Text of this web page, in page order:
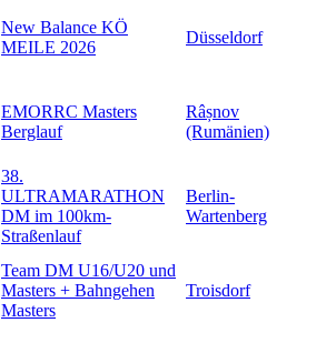
New Balance KÖ
MEILE 2026
Düsseldorf
EMORRC Masters
Berglauf
Râșnov
(Rumänien)
38.
ULTRAMARATHON
DM im 100km-
Straßenlauf
Berlin-
Wartenberg
Team DM U16/U20 und
Masters + Bahngehen
Masters
Troisdorf